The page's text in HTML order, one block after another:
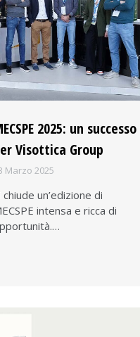
2025: un successo
Visottica Group
Marzo 2025
chiude un’edizione di
intensa e ricca di